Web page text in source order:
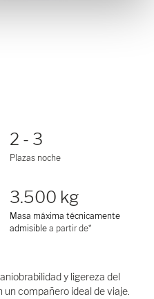
2 - 3
Plazas noche
3.500 kg
Masa máxima técnicamente
admisible a partir de*
y ligereza del
compañero ideal de viaje.